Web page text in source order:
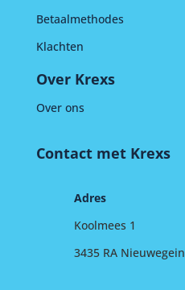
Betaalmethodes
Klachten
Over Krexs
Over ons
Contact met Krexs
Adres
Koolmees 1
3435 RA Nieuwegein